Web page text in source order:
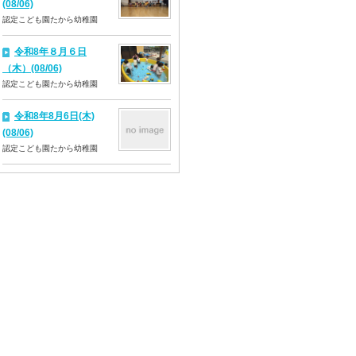
(08/06)
認定こども園たから幼稚園
令和8年８月６日
（木）(08/06)
認定こども園たから幼稚園
令和8年8月6日(木)
(08/06)
認定こども園たから幼稚園